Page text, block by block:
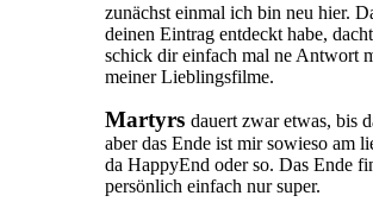
zunächst einmal ich bin neu hier.
deinen Eintrag entdeckt habe,
schick dir einfach mal ne Antwort
meiner Lieblingsfilme.
Martyrs dauert zwar etwas, bis
aber das Ende ist mir sowieso am
da HappyEnd oder so. Das Ende
persönlich einfach nur super.